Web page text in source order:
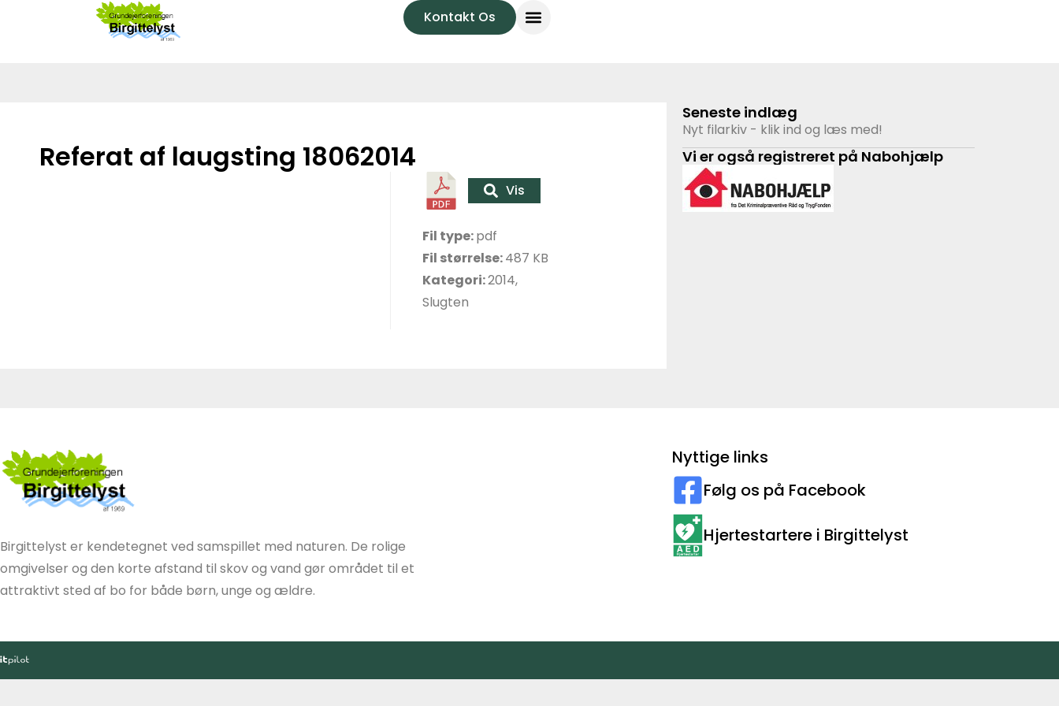
Kontakt Os
Referat af laugsting 18062014
Vis
Fil type:pdf
Fil størrelse:487 KB
Kategori:2014,
Slugten
Seneste indlæg
Nyt filarkiv - klik ind og læs med!
Vi er også registreret på Nabohjælp
Birgittelyst er kendetegnet ved samspillet med naturen. De rolige
omgivelser og den korte afstand til skov og vand gør området til et
attraktivt sted af bo for både børn, unge og ældre.
Nyttige links
Følg os på Facebook
Hjertestartere i Birgittelyst